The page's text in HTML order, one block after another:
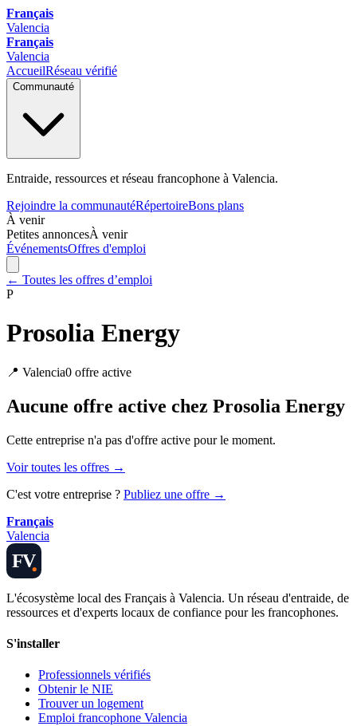
Français
Valencia
Français
Valencia
AccueilRéseau vérifié
Communauté
Entraide, ressources et réseau francophone à Valencia.
Rejoindre la communautéRépertoireBons plans
À venir
Petites annoncesÀ venir
ÉvénementsOffres d'emploi
← Toutes les offres d’emploi
P
Prosolia Energy
📍 Valencia0 offre active
Aucune offre active chez Prosolia Energy
Cette entreprise n'a pas d'offre active pour le moment.
Voir toutes les offres →
C'est votre entreprise ? Publiez une offre →
Français
Valencia
FV
L'écosystème local des Français à Valencia. Un réseau d'entraide, de
ressources et d'experts locaux de confiance pour les francophones.
S'installer
Professionnels vérifiés
Obtenir le NIE
Trouver un logement
Emploi francophone Valencia